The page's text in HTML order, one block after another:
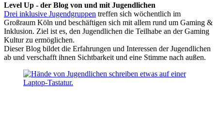
Level Up - der Blog von und mit Jugendlichen
Drei inklusive Jugendgruppen treffen sich wöchentlich im
Großraum Köln und beschäftigen sich mit allem rund um Gaming &
Inklusion. Ziel ist es, den Jugendlichen die Teilhabe an der Gaming
Kultur zu ermöglichen.
Dieser Blog bildet die Erfahrungen und Interessen der Jugendlichen
ab und verschafft ihnen Sichtbarkeit und eine Stimme nach außen.